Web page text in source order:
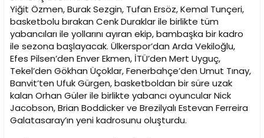
Yiğit Özmen, Burak Sezgin, Tufan Ersöz, Kemal Tunçeri,
basketbolu bırakan Cenk Duraklar ile birlikte tüm
yabancıları ile yollarını ayıran ekip, bambaşka bir kadro
ile sezona başlayacak. Ülkerspor’dan Arda Vekiloğlu,
Efes Pilsen’den Enver Ekmen, İTÜ’den Mert Uyguç,
Tekel’den Gökhan Üçoklar, Fenerbahçe’den Umut Tınay,
Banvit’ten Ufuk Gürgen, basketboldan bir süre uzak
kalan Orhan Güler ile birlikte yabancı oyuncular Nick
Jacobson, Brian Boddicker ve Brezilyalı Estevan Ferreira
Galatasaray’ın yeni kadrosunu oluşturdu.